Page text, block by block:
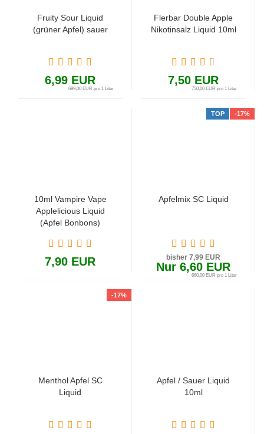
Fruity Sour Liquid
(grüner Apfel) sauer
6,99 EUR
699,00 EUR pro 1 Liter
Flerbar Double Apple
Nikotinsalz Liquid 10ml
7,50 EUR
750,00 EUR pro 1 Liter
10ml Vampire Vape
Applelicious Liquid
(Apfel Bonbons)
7,90 EUR
TOP -17%
Apfelmix SC Liquid
bisher 7,99 EUR
Nur 6,60 EUR
660,00 EUR pro 1 Liter
-17%
Menthol Apfel SC
Liquid
Apfel / Sauer Liquid
10ml